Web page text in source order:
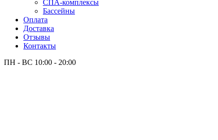
СПА-комплексы
Бассейны
Оплата
Доставка
Отзывы
Контакты
ПН - ВС 10:00 - 20:00